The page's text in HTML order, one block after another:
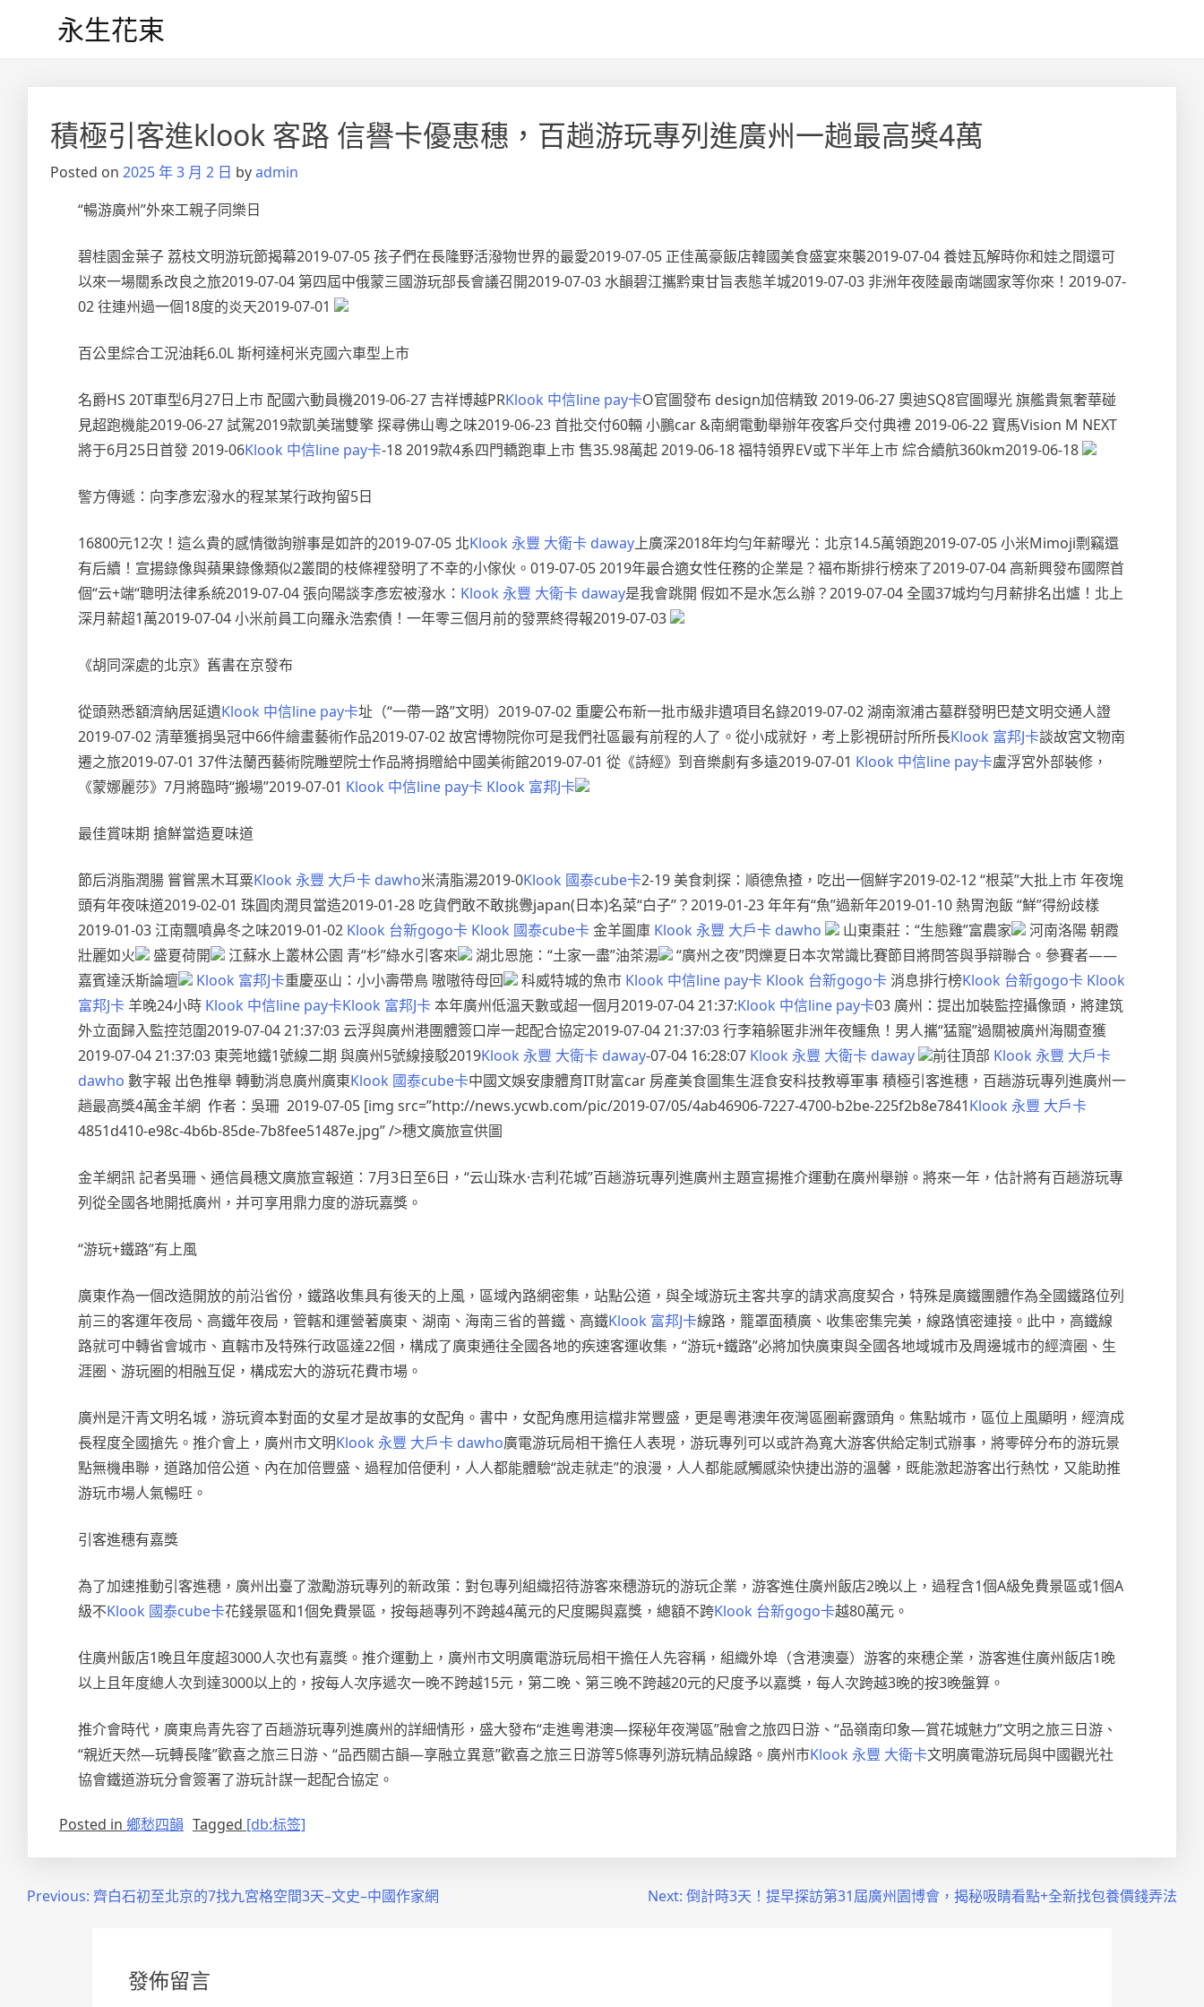
永生花束
積極引客進klook 客路 信譽卡優惠穗，百趟游玩專列進廣州一趟最高獎4萬
Posted on 2025 年 3 月 2 日 byadmin
“暢游廣州”外來工親子同樂日
碧桂園金葉子 荔枝文明游玩節揭幕2019-07-05 孩子們在長隆野活潑物世界的最愛2019-07-05 正佳萬豪飯店韓國美食盛宴來襲2019-07-04 養娃瓦解時你和娃之間還可
以來一場關系改良之旅2019-07-04 第四屆中俄蒙三國游玩部長會議召開2019-07-03 水韻碧江攜黔東甘旨表態羊城2019-07-03 非洲年夜陸最南端國家等你來！2019-07-
02 往連州過一個18度的炎天2019-07-01
百公里綜合工況油耗6.0L 斯柯達柯米克國六車型上市
名爵HS 20T車型6月27日上市 配國六動員機2019-06-27 吉祥博越PRKlook 中信line pay卡O官圖發布 design加倍精致 2019-06-27 奧迪SQ8官圖曝光 旗艦貴氣奢華碰
見超跑機能2019-06-27 試駕2019款凱美瑞雙擎 探尋佛山粵之味2019-06-23 首批交付60輛 小鵬car &南網電動舉辦年夜客戶交付典禮 2019-06-22 寶馬Vision M NEXT
將于6月25日首發 2019-06Klook 中信line pay卡-18 2019款4系四門轎跑車上市 售35.98萬起 2019-06-18 福特領界EV或下半年上市 綜合續航360km2019-06-18
警方傳遞：向李彥宏潑水的程某某行政拘留5日
16800元12次！這么貴的感情徵詢辦事是如許的2019-07-05 北Klook 永豐 大衛卡 daway上廣深2018年均勻年薪曝光：北京14.5萬領跑2019-07-05 小米Mimoji剽竊還
有后續！宣揚錄像與蘋果錄像類似2叢間的枝條裡發明了不幸的小傢伙。019-07-05 2019年最合適女性任務的企業是？福布斯排行榜來了2019-07-04 高新興發布國際首
個“云+端“聰明法律系統2019-07-04 張向陽談李彥宏被潑水： Klook 永豐 大衛卡 daway是我會跳開 假如不是水怎么辦？2019-07-04 全國37城均勻月薪排名出爐！北上
深月薪超1萬2019-07-04 小米前員工向羅永浩索債！一年零三個月前的發票終得報2019-07-03
《胡同深處的北京》舊書在京發布
從頭熟悉額濟納居延遺Klook 中信line pay卡址（“一帶一路”文明）2019-07-02 重慶公布新一批市級非遺項目名錄2019-07-02 湖南溆浦古墓群發明巴楚文明交通人證
2019-07-02 清華獲捐吳冠中66件繪畫藝術作品2019-07-02 故宮博物院你可是我們社區最有前程的人了。從小成就好，考上影視研討所所長Klook 富邦J卡談故宮文物南
遷之旅2019-07-01 37件法蘭西藝術院雕塑院士作品將捐贈給中國美術館2019-07-01 從《詩經》到音樂劇有多遠2019-07-01 Klook 中信line pay卡盧浮宮外部裝修，
《蒙娜麗莎》7月將臨時“搬場”2019-07-01 Klook 中信line pay卡 Klook 富邦J卡
最佳賞味期 搶鮮當造夏味道
節后消脂潤腸 嘗嘗黑木耳粟Klook 永豐 大戶卡 dawho米清脂湯2019-0Klook 國泰cube卡2-19 美食刺探：順德魚揸，吃出一個鮮字2019-02-12 “根菜”大批上市 年夜塊
頭有年夜味道2019-02-01 珠圓肉潤貝當造2019-01-28 吃貨們敢不敢挑釁japan(日本)名菜“白子”？2019-01-23 年年有“魚”過新年2019-01-10 熱胃泡飯 “鮮”得紛歧樣
2019-01-03 江南飄噴鼻冬之味2019-01-02 Klook 台新gogo卡 Klook 國泰cube卡金羊圖庫 Klook 永豐 大戶卡 dawho 山東棗莊：“生態雞”富農家
河南洛陽 朝霞
壯麗如火
盛夏荷開 江蘇水上叢林公園 青“杉”綠水引客來 湖北恩施：“土家一盡”油茶湯
“廣州之夜”閃爍夏日本次常識比賽節目將問答與爭辯聯合。參賽者——
嘉賓達沃斯論壇
Klook 富邦J卡重慶巫山：小小壽帶鳥 嗷嗷待母回 科威特城的魚市 Klook 中信line pay卡 Klook 台新gogo卡消息排行榜Klook 台新gogo卡 Klook
富邦J卡 羊晚24小時 Klook 中信line pay卡Klook 富邦J卡本年廣州低溫天數或超一個月2019-07-04 21:37:Klook 中信line pay卡03 廣州：提出加裝監控攝像頭，將建筑
外立面歸入監控范圍2019-07-04 21:37:03 云浮與廣州港團體簽口岸一起配合協定2019-07-04 21:37:03 行李箱躲匿非洲年夜鱷魚！男人攜“猛寵”過關被廣州海關查獲
2019-07-04 21:37:03 東莞地鐵1號線二期 與廣州5號線接駁2019Klook 永豐 大衛卡 daway-07-04 16:28:07 Klook 永豐 大衛卡 daway 前往頂部 Klook 永豐 大戶卡
dawho 數字報 出色推舉 轉動消息廣州廣東Klook 國泰cube卡中國文娛安康體育IT財富car 房產美食圖集生涯食安科技教導軍事 積極引客進穗，百趟游玩專列進廣州一
趟最高獎4萬金羊網 作者：吳珊 2019-07-05 [img src=”http://news.ycwb.com/pic/2019-07/05/4ab46906-7227-4700-b2be-225f2b8e7841Klook 永豐 大戶卡
4851d410-e98c-4b6b-85de-7b8fee51487e.jpg” />穗文廣旅宣供圖
金羊網訊 記者吳珊、通信員穗文廣旅宣報道：7月3日至6日，“云山珠水·吉利花城”百趟游玩專列進廣州主題宣揚推介運動在廣州舉辦。將來一年，估計將有百趟游玩專
列從全國各地開抵廣州，并可享用鼎力度的游玩嘉獎。
“游玩+鐵路”有上風
廣東作為一個改造開放的前沿省份，鐵路收集具有後天的上風，區域內路網密集，站點公道，與全域游玩主客共享的請求高度契合，特殊是廣鐵團體作為全國鐵路位列
前三的客運年夜局、高鐵年夜局，管轄和運營著廣東、湖南、海南三省的普鐵、高鐵Klook 富邦J卡線路，籠罩面積廣、收集密集完美，線路慎密連接。此中，高鐵線
路就可中轉省會城市、直轄市及特殊行政區達22個，構成了廣東通往全國各地的疾速客運收集，“游玩+鐵路”必將加快廣東與全國各地域城市及周邊城市的經濟圈、生
涯圈、游玩圈的相融互促，構成宏大的游玩花費市場。
廣州是汗青文明名城，游玩資本對面的女星才是故事的女配角。書中，女配角應用這檔非常豐盛，更是粵港澳年夜灣區圈嶄露頭角。焦點城市，區位上風顯明，經濟成
長程度全國搶先。推介會上，廣州市文明Klook 永豐 大戶卡 dawho廣電游玩局相干擔任人表現，游玩專列可以或許為寬大游客供給定制式辦事，將零碎分布的游玩景
點無機串聯，道路加倍公道、內在加倍豐盛、過程加倍便利，人人都能體驗“說走就走”的浪漫，人人都能感觸感染快捷出游的溫馨，既能激起游客出行熱忱，又能助推
游玩市場人氣暢旺。
引客進穗有嘉獎
為了加速推動引客進穗，廣州出臺了激勵游玩專列的新政策：對包專列組織招待游客來穗游玩的游玩企業，游客進住廣州飯店2晚以上，過程含1個A級免費景區或1個A
級不Klook 國泰cube卡花錢景區和1個免費景區，按每趟專列不跨越4萬元的尺度賜與嘉獎，總額不跨Klook 台新gogo卡越80萬元。
住廣州飯店1晚且年度超3000人次也有嘉獎。推介運動上，廣州市文明廣電游玩局相干擔任人先容稱，組織外埠（含港澳臺）游客的來穗企業，游客進住廣州飯店1晚
以上且年度總人次到達3000以上的，按每人次序遞次一晚不跨越15元，第二晚、第三晚不跨越20元的尺度予以嘉獎，每人次跨越3晚的按3晚盤算。
推介會時代，廣東烏青先容了百趟游玩專列進廣州的詳細情形，盛大發布“走進粵港澳—探秘年夜灣區”融會之旅四日游、“品嶺南印象—賞花城魅力”文明之旅三日游、
“親近天然—玩轉長隆”歡喜之旅三日游、“品西關古韻—享融立異意”歡喜之旅三日游等5條專列游玩精品線路。廣州市Klook 永豐 大衛卡文明廣電游玩局與中國觀光社
協會鐵道游玩分會簽署了游玩計謀一起配合協定。
Posted in 鄉愁四韻 Tagged [db:标签]
Previous: 齊白石初至北京的7找九宮格空間3天–文史–中國作家網 Next: 倒計時3天！提早探訪第31屆廣州園博會，揭秘吸睛看點+全新找包養價錢弄法
發佈留言